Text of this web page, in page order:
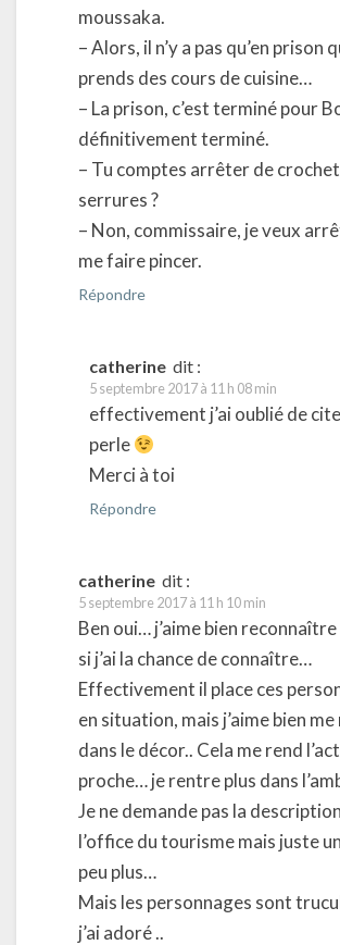
moussaka.
– Alors, il n’y a pas qu’en prison
prends des cours de cuisine…
– La prison, c’est terminé pour
définitivement terminé.
– Tu comptes arrêter de
serrures ?
– Non, commissaire, je veux
me faire pincer.
Répondre
catherine dit :
5 septembre 2017 à 11 h 08 min
effectivement j’ai oublié de
perle
Merci à toi
Répondre
catherine dit :
5 septembre 2017 à 11 h 10 min
Ben oui… j’aime bien
si j’ai la chance de connaître…
Effectivement il place ces
en situation, mais j’aime bien
dans le décor.. Cela me rend
proche… je rentre plus dans
Je ne demande pas la
l’office du tourisme mais juste
peu plus…
Mais les personnages sont
j’ai adoré ..